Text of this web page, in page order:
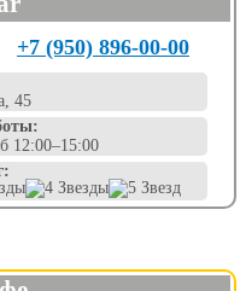
+7 (950) 896-00-00
45
12:00–15:00